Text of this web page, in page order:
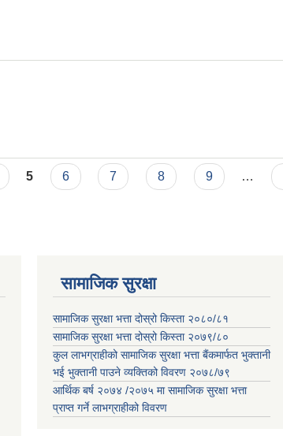
5 6 7 8 9 …
सामाजिक सुरक्षा
सामाजिक सुरक्षा भत्ता दोस्रो किस्ता २०८०/८१
सामाजिक सुरक्षा भत्ता दोस्रो किस्ता २०७९/८०
कुल लाभग्राहीको सामाजिक सुरक्षा भत्ता बैंकमार्फत भुक्तानी
भई भुक्तानी पाउने व्यक्तिको विवरण २०७८/७९
आर्थिक बर्ष २०७४ /२०७५ मा सामाजिक सुरक्षा भत्ता
प्राप्त गर्ने लाभग्राहीको विवरण